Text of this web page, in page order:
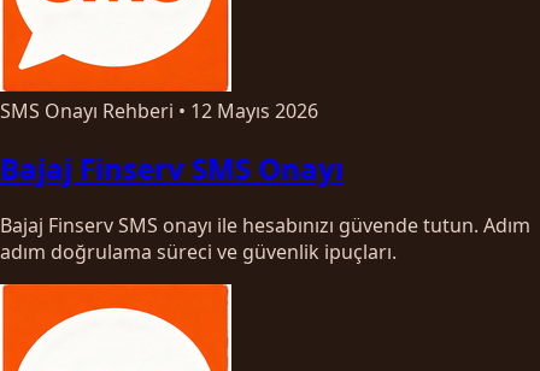
SMS Onayı Rehberi • 12 Mayıs 2026
Bajaj Finserv SMS Onayı
Bajaj Finserv SMS onayı ile hesabınızı güvende tutun. Adım
adım doğrulama süreci ve güvenlik ipuçları.